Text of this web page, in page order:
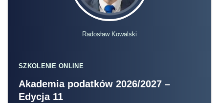
Radosław Kowalski
SZKOLENIE ONLINE
Akademia podatków 2026/2027 –
Edycja 11